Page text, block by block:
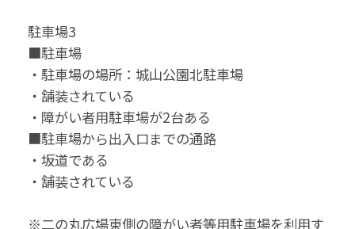
駐車場3
■駐車場
・駐車場の場所：城山公園北駐車場
・舗装されている
・障がい者用駐車場が2台ある
■駐車場から出入口までの通路
・坂道である
・舗装されている
※二の丸広場東側の障がい者等用駐車場を利用す